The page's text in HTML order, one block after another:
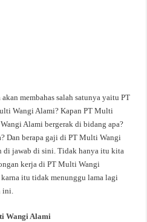
membahas salah satunya yaitu PT
Wangi Alami? Kapan PT Multi
Alami bergerak di bidang apa?
Dan berapa gaji di PT Multi Wangi
di jawab di sini. Tidak hanya itu kita
kerja di PT Multi Wangi
itu tidak menunggu lama lagi
ini.
Wangi Alami